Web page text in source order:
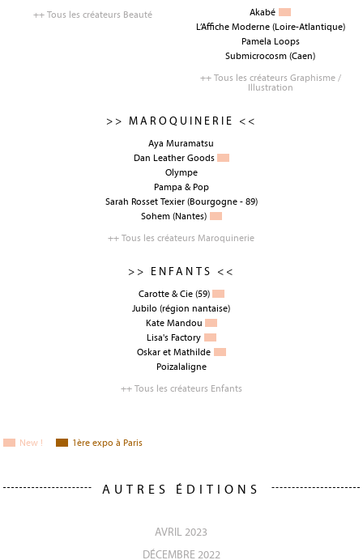
++ Tous les créateurs Beauté
Akabé
L’Affiche Moderne(Loire-Atlantique)
Pamela Loops
Submicrocosm (Caen)
++ Tous les créateurs Graphisme /
Illustration
>> MAROQUINERIE <<
Aya Muramatsu
Dan Leather Goods
Olympe
Pampa & Pop
Sarah Rosset Texier(Bourgogne - 89)
Sohem (Nantes)
++ Tous les créateurs Maroquinerie
>> ENFANTS <<
Carotte & Cie(59)
Jubilo (région nantaise)
Kate Mandou
Lisa's Factory
Oskar et Mathilde
Poizalaligne
++ Tous les créateurs Enfants
New ! 1ère expo à Paris
AUTRES ÉDITIONS
AVRIL 2023
DÉCEMBRE 2022